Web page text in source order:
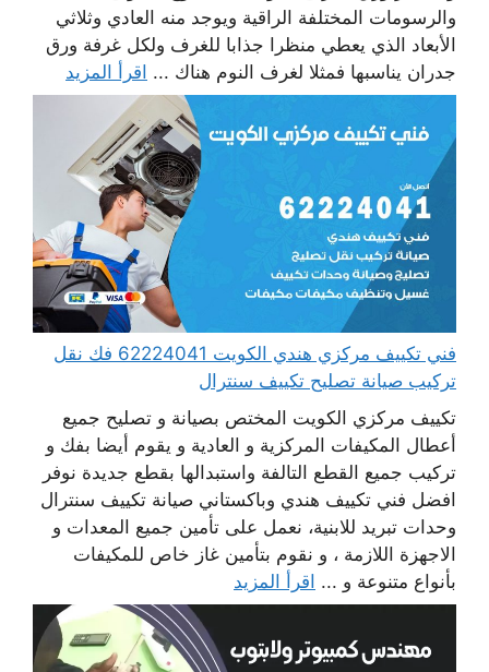
والرسومات المختلفة الراقية ويوجد منه العادي وثلاثي
الأبعاد الذي يعطي منظرا جذابا للغرف ولكل غرفة ورق
جدران يناسبها فمثلا لغرف النوم هناك ... اقرأ المزيد
فني تكييف مركزي هندي الكويت 62224041 فك نقل
تركيب صيانة تصليح تكييف سنترال
تكييف مركزي الكويت المختص بصيانة و تصليح جميع
أعطال المكيفات المركزية و العادية و يقوم أيضا بفك و
تركيب جميع القطع التالفة واستبدالها بقطع جديدة نوفر
افضل فني تكييف هندي وباكستاني صيانة تكييف سنترال
وحدات تبريد للابنية، نعمل على تأمين جميع المعدات و
الاجهزة اللازمة ، و نقوم بتأمين غاز خاص للمكيفات
بأنواع متنوعة و ... اقرأ المزيد